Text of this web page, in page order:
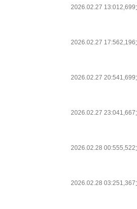
2026.02.27 13:012,699
2026.02.27 17:562,196
2026.02.27 20:541,699
2026.02.27 23:041,667
2026.02.28 00:555,522
2026.02.28 03:251,367